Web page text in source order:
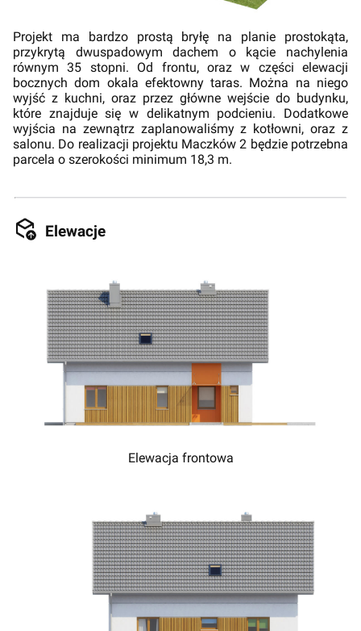
Projekt ma bardzo prostą bryłę na planie prostokąta,
przykrytą dwuspadowym dachem o kącie nachylenia
równym 35 stopni. Od frontu, oraz w części elewacji
bocznych dom okala efektowny taras. Można na niego
wyjść z kuchni, oraz przez główne wejście do budynku,
które znajduje się w delikatnym podcieniu. Dodatkowe
wyjścia na zewnątrz zaplanowaliśmy z kotłowni, oraz z
salonu. Do realizacji projektu Maczków 2 będzie potrzebna
parcela o szerokości minimum 18,3 m.
Elewacje
Elewacja frontowa